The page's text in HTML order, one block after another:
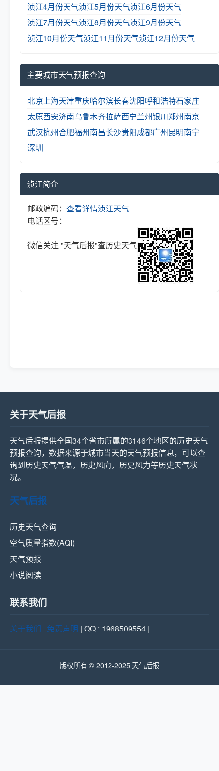
浈江4月份天气浈江5月份天气浈江6月份天气
浈江7月份天气浈江8月份天气浈江9月份天气
浈江10月份天气浈江11月份天气浈江12月份天气
主要城市天气预报查询
北京 上海天津重庆哈尔滨长春沈阳呼和浩特石家庄
太原西安济南乌鲁木齐拉萨西宁兰州银川郑州南京
武汉杭州合肥福州南昌长沙贵阳成都广州昆明南宁
深圳
浈江简介
邮政编码：
电话区号：
查看详情浈江天气
微信关注 "天气后报"查历史天气
关于天气后报
天气后报提供全国34个省市所属的3146个地区的历史天气
预报查询，数据来源于城市当天的天气预报信息，可以查
询到历史天气气温，历史风向，历史风力等历史天气状
况。
天气后报
历史天气查询
空气质量指数(AQI)
天气预报
小说阅读
联系我们
关于我们 | 免责声明 | QQ : 1968509554 |
版权所有 © 2012-2025 天气后报